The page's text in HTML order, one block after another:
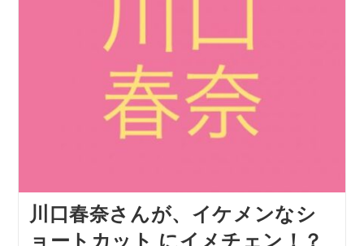
川口春奈さんが、イケメンなシ
ョートカット にイメチェン！？